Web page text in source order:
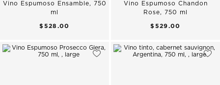
Vino Espumoso Ensamble, 750
ml
$528.00
Vino Espumoso Chandon
Rose, 750 ml
$529.00